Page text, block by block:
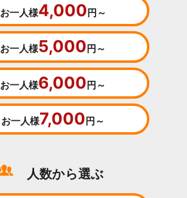
お一人様4,000 円～
お一人様5,000 円～
お一人様6,000円～
お一人様7,000 円～
人数から選ぶ